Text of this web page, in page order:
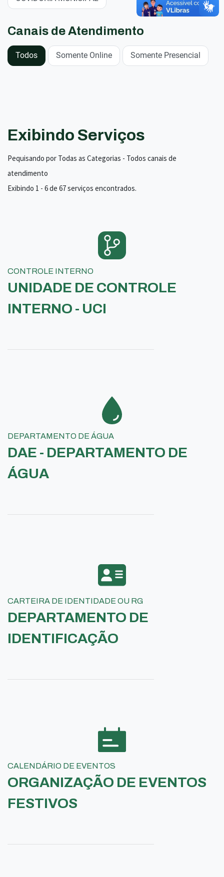
Canais de Atendimento
Todos Somente Online Somente Presencial
Exibindo Serviços
Pequisando por Todas as Categorias - Todos canais de
atendimento
Exibindo 1 - 6 de 67 serviços encontrados.
CONTROLE INTERNO
UNIDADE DE CONTROLE
INTERNO - UCI
DEPARTAMENTO DE ÁGUA
DAE - DEPARTAMENTO DE
ÁGUA
CARTEIRA DE IDENTIDADE OU RG
DEPARTAMENTO DE
IDENTIFICAÇÃO
CALENDÁRIO DE EVENTOS
ORGANIZAÇÃO DE EVENTOS
FESTIVOS